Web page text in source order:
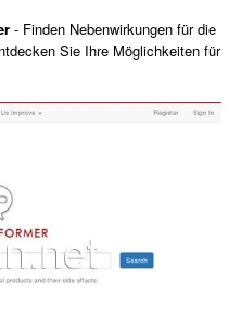
- Finden Nebenwirkungen für die
Sie Ihre Möglichkeiten für